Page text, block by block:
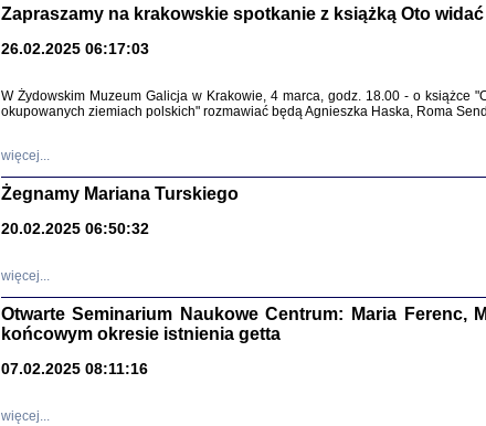
Zapraszamy na krakowskie spotkanie z książką Oto widać
26.02.2025 06:17:03
W Żydowskim Muzeum Galicja w Krakowie, 4 marca, godz. 18.00 - o książce
okupowanych ziemiach polskich" rozmawiać będą Agnieszka Haska, Roma
więcej...
Żegnamy Mariana Turskiego
20.02.2025 06:50:32
więcej...
Otwarte Seminarium Naukowe Centrum: Maria Ferenc,
końcowym okresie istnienia getta
07.02.2025 08:11:16
więcej...